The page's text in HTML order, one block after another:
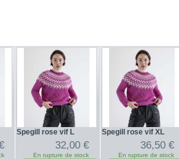
Spegill rose vif L
32,00 €
En rupture de stock
Spegill rose vif XL
36,50 €
En rupture de stock